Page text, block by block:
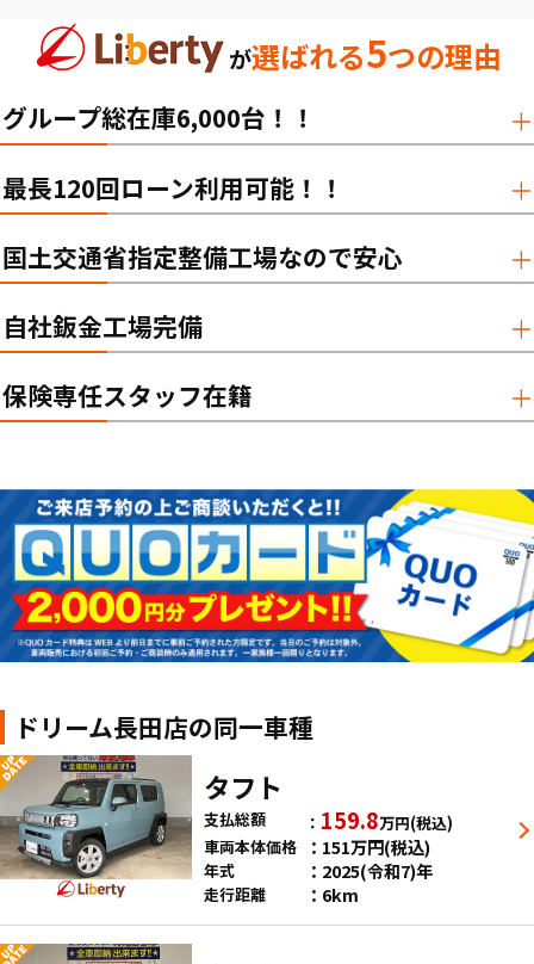
が選ばれる5つの理由
グループ総在庫6,000台！！
最長120回ローン利用可能！！
国土交通省指定整備工場なので安心
自社鈑金工場完備
保険専任スタッフ在籍
ドリーム長田店の同一車種
タフト
支払総額 159.8万円(税込)
車両本体価格
151万円(税込)
年式 2025(令和7)年
走行距離 6km